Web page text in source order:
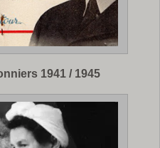
1941 / 1945